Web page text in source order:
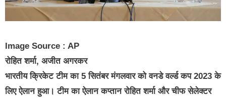
Image Source : AP
रोहित शर्मा, अजीत अगरकर
भारतीय क्रिकेट टीम का 5 सितंबर मंगलवार को वनडे वर्ल्ड कप 2023 के
लिए ऐलान हुआ। टीम का ऐलान कप्तान रोहित शर्मा और चीफ सेलेक्टर